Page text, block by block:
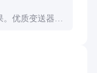
。优质变送器应